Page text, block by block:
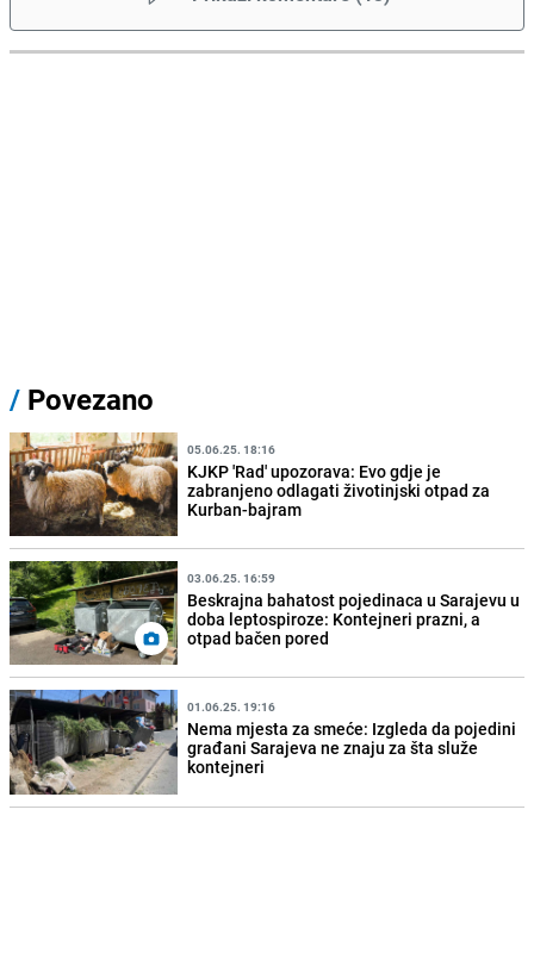
/ Povezano
05.06.25. 18:16
KJKP 'Rad' upozorava: Evo gdje je
zabranjeno odlagati životinjski otpad za
Kurban-bajram
03.06.25. 16:59
Beskrajna bahatost pojedinaca u Sarajevu u
doba leptospiroze: Kontejneri prazni, a
otpad bačen pored
01.06.25. 19:16
Nema mjesta za smeće: Izgleda da pojedini
građani Sarajeva ne znaju za šta služe
kontejneri